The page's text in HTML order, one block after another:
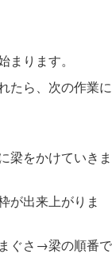
ります。
たら、次の作業に
梁をかけていきま
が出来上がりま
ぐさ→梁の順番で